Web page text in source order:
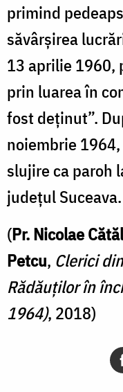
primind
săvârșirea
13 aprilie 1960,
prin luarea în
fost deținut”.
noiembrie
slujire ca paroh
județul
(Pr. Nicolae
Petcu, Clerici
Rădăuţilor în
1964), 2018)